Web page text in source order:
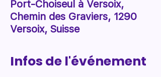
Port-Choiseul à Versoix,
Chemin des Graviers, 1290
Versoix, Suisse
Infos de l'événement